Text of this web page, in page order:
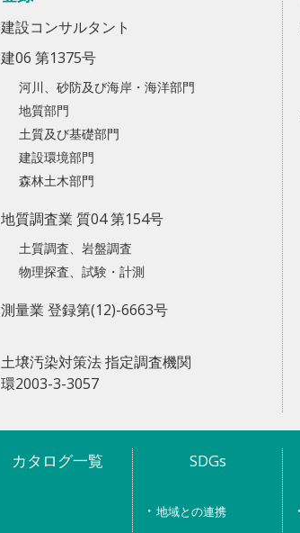
建設コンサルタント
建06 第1375号
河川、砂防及び海岸・海洋部門
地質部門
土質及び基礎部門
建設環境部門
森林土木部門
地質調査業 質04 第154号
土質調査、岩盤調査
物理探査、試験・計測
測量業 登録第(12)-6663号
土壌汚染対策法 指定調査機関
環2003-3-3057
カタログ一覧 SDGs
地域との連携